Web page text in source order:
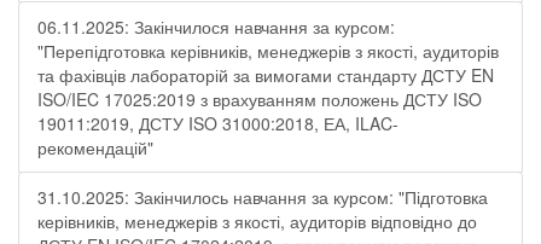
06.11.2025: Закінчилося навчання за курсом:
"Перепідготовка керівників, менеджерів з якості, аудиторів
та фахівців лабораторій за вимогами стандарту ДСТУ EN
ISO/IEC 17025:2019 з врахуванням положень ДСТУ ISO
19011:2019, ДСТУ ISO 31000:2018, ЕА, ILAC-
рекомендацій"
31.10.2025: Закінчилось навчання за курсом: "Підготовка
керівників, менеджерів з якості, аудиторів відповідно до